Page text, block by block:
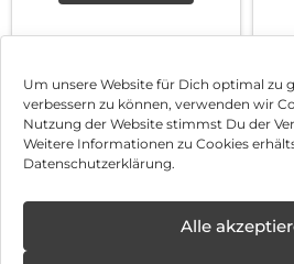
Um unsere Website für Dich optimal zu
verbessern zu können, verwenden wir
Nutzung der Website stimmst Du der
Weitere Informationen zu Cookies
Datenschutzerklärung.
Alle
1 2 3 …
Impressum